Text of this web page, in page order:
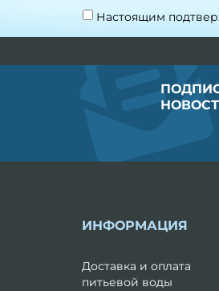
Настоящим
ИНФОРМАЦИЯ
Доставка и оплата
питьевой воды